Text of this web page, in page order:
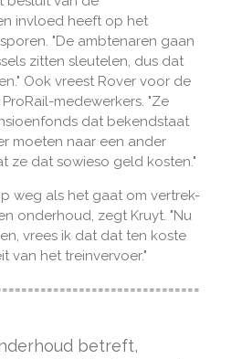
invloed heeft op het
"De ambtenaren gaan
zitten sleutelen, dus dat
Ook vreest Rover voor de
medewerkers. "Ze
dat bekendstaat
moeten naar een ander
ze dat sowieso geld kosten."
weg als het gaat om vertrek-
onderhoud, zegt Kruyt. "Nu
vrees ik dat dat ten koste
van het treinvervoer."
betreft,